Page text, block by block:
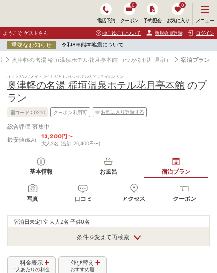
電話予約 クーポン
0
予約照会 お気に入り
0
ニ
ュ
ー
開
く
メニュー
ようこそ ゲストさん ゆこゆこについて 新規会員登録 ログイン
重要なお知らせ 令和8年熊本地震について
奥津軽の名湯 稲垣温泉ホテル花月亭本館 （つがる稲垣温泉） 宿泊プラン
オクツガルノメイトウイナガキオンセンホテルカゲツテイホンカン
奥津軽の名湯 稲垣温泉ホテル花月亭本館 のプ
ラン
宿コード : 0210 クーポン利用可 お気に入り登録する
総合評価 募集中
最安値(税込)
13,200円〜
大人2名 (合計 26,400円〜)
基本情報 お風呂 宿泊プラン
写真 口コミ アクセス クーポン
宿泊日未定1室 大人2名 子供0名
条件を変えて再検索
並び替え
おすすめ順
料金表示
1人あたりの料金